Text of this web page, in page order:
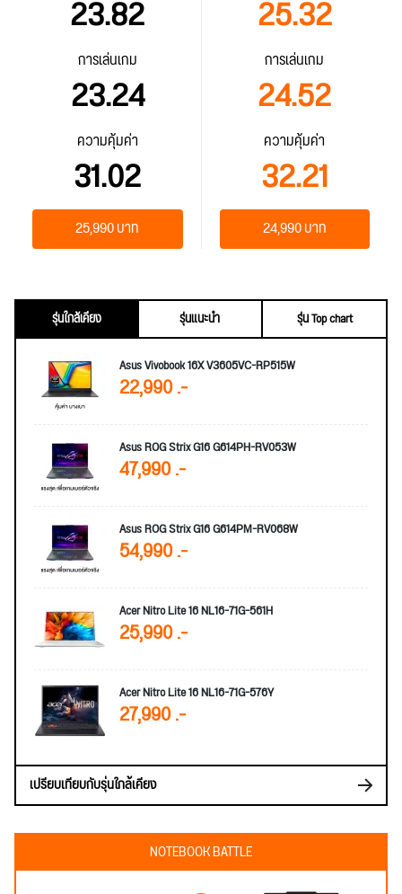
23.82
การเล่นเกม
23.24
ความคุ้มค่า
31.02
25.32
การเล่นเกม
24.52
ความคุ้มค่า
32.21
25,990 บาท 24,990 บาท
รุ่นใกล้เคียง รุ่นแนะนำ
รุ่น Top chart
Asus Vivobook 16X V3605VC-RP515W
22,990 .-
Asus ROG Strix G16 G614PH-RV053W
47,990 .-
Asus ROG Strix G16 G614PM-RV068W
54,990 .-
Acer Nitro Lite 16 NL16-71G-561H
25,990 .-
Acer Nitro Lite 16 NL16-71G-576Y
27,990 .-
เปรียบเทียบกับรุ่นใกล้เคียง
NOTEBOOK BATTLE